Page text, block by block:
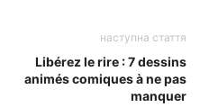
наступна стаття
Libérez le rire : 7 dessins
animés comiques à ne pas
manquer